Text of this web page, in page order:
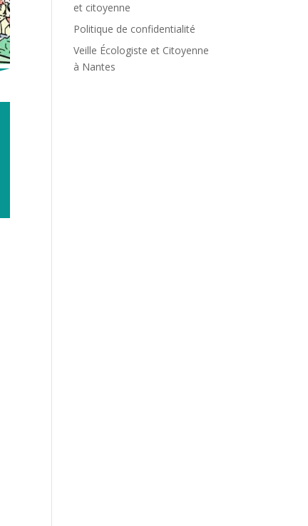
et citoyenne
Politique de confidentialité
Veille Écologiste et Citoyenne
à Nantes